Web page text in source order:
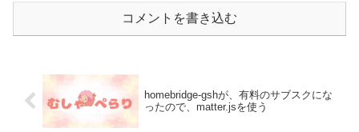
コメントを書き込む
homebridge-gshが、有料のサブスクにな
ったので、matter.jsを使う